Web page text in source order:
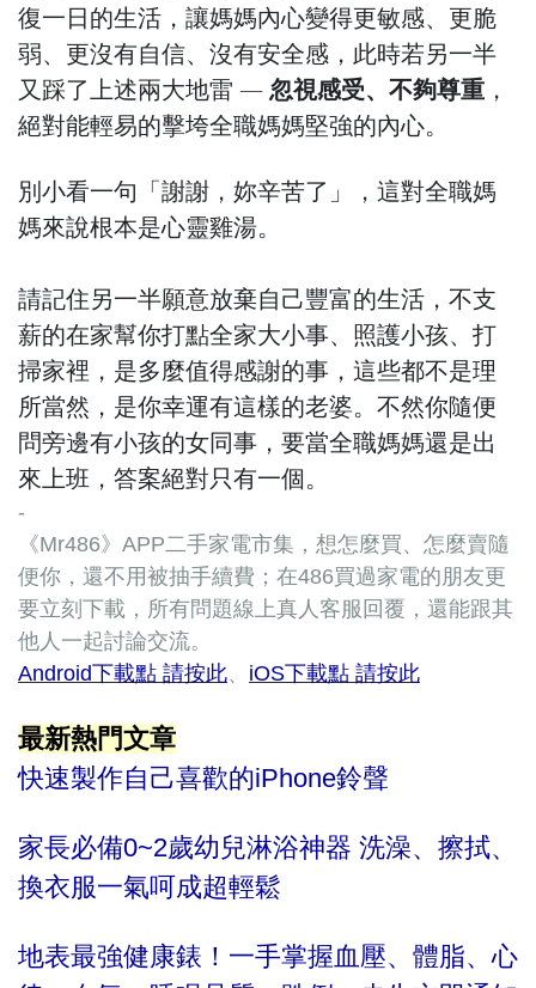
復一日的生活，讓媽媽內心變得更敏感、更脆
弱、更沒有自信、沒有安全感，此時若另一半
又踩了上述兩大地雷 —忽視感受、不夠尊重 ，
絕對能輕易的擊垮全職媽媽堅強的內心。
別小看一句「謝謝，妳辛苦了」，這對全職媽
媽來說根本是心靈雞湯。
請記住另一半願意放棄自己豐富的生活，不支
薪的在家幫你打點全家大小事、照護小孩、打
掃家裡，是多麼值得感謝的事，這些都不是理
所當然，是你幸運有這樣的老婆。不然你隨便
問旁邊有小孩的女同事，要當全職媽媽還是出
來上班，答案絕對只有一個。
-
《Mr486》APP二手家電市集，想怎麼買、怎麼賣隨
便你，還不用被抽手續費；在486買過家電的朋友更
要立刻下載，所有問題線上真人客服回覆，還能跟其
他人一起討論交流。
Android下載點 請按此、 iOS下載點 請按此
最新熱門文章
快速製作自己喜歡的iPhone鈴聲
家長必備0~2歲幼兒淋浴神器 洗澡、擦拭、
換衣服一氣呵成超輕鬆
地表最強健康錶！一手掌握血壓、體脂、心